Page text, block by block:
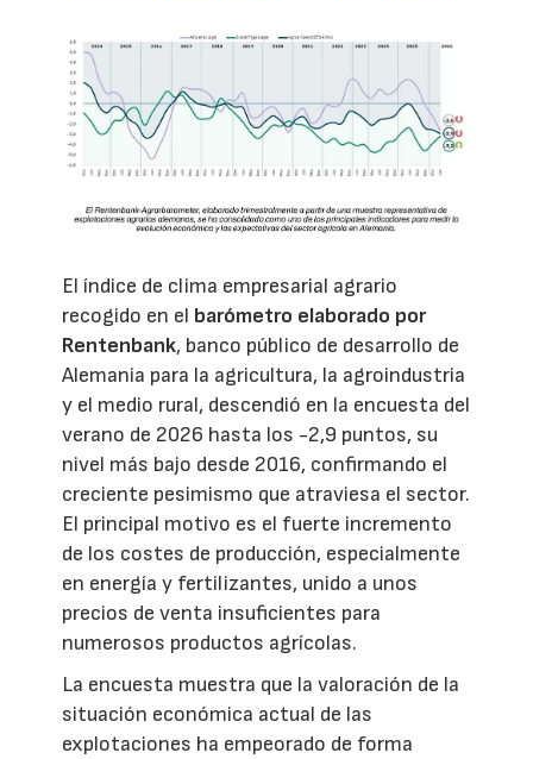
El índice de clima empresarial agrario
recogido en el barómetro elaborado por
Rentenbank, banco público de desarrollo de
Alemania para la agricultura, la agroindustria
y el medio rural, descendió en la encuesta del
verano de 2026 hasta los -2,9 puntos, su
nivel más bajo desde 2016, confirmando el
creciente pesimismo que atraviesa el sector.
El principal motivo es el fuerte incremento
de los costes de producción, especialmente
en energía y fertilizantes, unido a unos
precios de venta insuficientes para
numerosos productos agrícolas.
La encuesta muestra que la valoración de la
situación económica actual de las
explotaciones ha empeorado de forma